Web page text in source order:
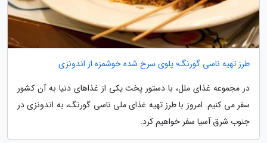
طرز تهیه ناسی گورنگ؛ پلوی سرخ شده خوشمزه از اندونزی
در مجموعه غذای ملل، با دستور پخت یکی از غذاهای دنیا به آن کشور
سفر می کنیم. امروز با طرز تهیه غذای ملی ناسی گورنگ، به اندونزی در
جنوب شرق آسیا سفر خواهیم کرد.